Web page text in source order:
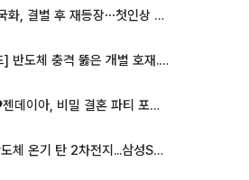
‘나솔사계’ 국화, 결별 후 재등장⋯첫인상 투표 휩쓸고 ‘인기녀’ 등극
[증시키워드] 반도체 충격 뚫은 개별 호재...포스코퓨처엠·에코프로·한화솔루션 '눈길'
톰 홀랜드♥젠데이아, 비밀 결혼 파티 포착⋯호텔 대관비만 9억
[특징주] 반도체 온기 탄 2차전지...삼성SDI, 장 초반 7% 넘게 껑충